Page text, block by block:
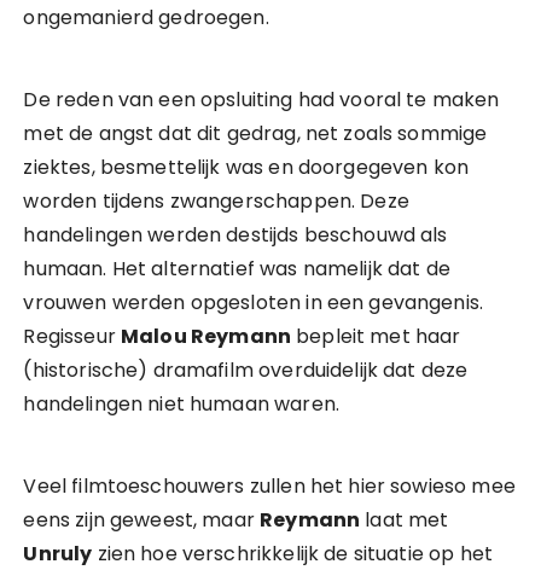
ongemanierd gedroegen.
De reden van een opsluiting had vooral te maken
met de angst dat dit gedrag, net zoals sommige
ziektes, besmettelijk was en doorgegeven kon
worden tijdens zwangerschappen. Deze
handelingen werden destijds beschouwd als
humaan. Het alternatief was namelijk dat de
vrouwen werden opgesloten in een gevangenis.
Regisseur Malou Reymann bepleit met haar
(historische) dramafilm overduidelijk dat deze
handelingen niet humaan waren.
Veel filmtoeschouwers zullen het hier sowieso mee
eens zijn geweest, maar Reymann laat met
Unruly zien hoe verschrikkelijk de situatie op het